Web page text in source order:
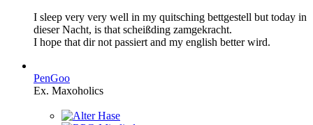
I sleep very very well in my quitsching bettgestell but today in
dieser Nacht, is that scheißding zamgekracht.
I hope that dir not passiert and my english better wird.
PenGoo
Ex. Maxoholics